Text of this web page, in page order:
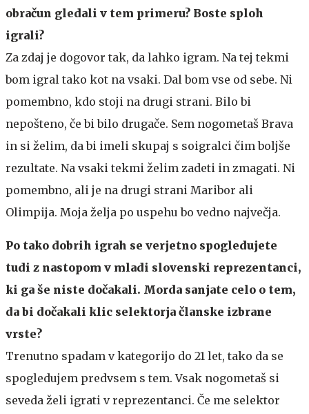
obračun gledali v tem primeru? Boste sploh
igrali?
Za zdaj je dogovor tak, da lahko igram. Na tej tekmi
bom igral tako kot na vsaki. Dal bom vse od sebe. Ni
pomembno, kdo stoji na drugi strani. Bilo bi
nepošteno, če bi bilo drugače. Sem nogometaš Brava
in si želim, da bi imeli skupaj s soigralci čim boljše
rezultate. Na vsaki tekmi želim zadeti in zmagati. Ni
pomembno, ali je na drugi strani Maribor ali
Olimpija. Moja želja po uspehu bo vedno največja.
Po tako dobrih igrah se verjetno spogledujete
tudi z nastopom v mladi slovenski reprezentanci,
ki ga še niste dočakali. Morda sanjate celo o tem,
da bi dočakali klic selektorja članske izbrane
vrste?
Trenutno spadam v kategorijo do 21 let, tako da se
spogledujem predvsem s tem. Vsak nogometaš si
seveda želi igrati v reprezentanci. Če me selektor